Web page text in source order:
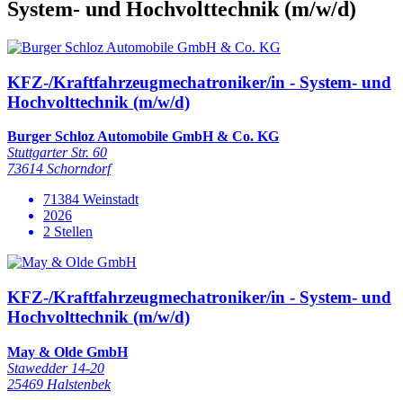
System- und Hochvolttechnik (m/w/d)
KFZ-/Kraftfahrzeugmechatroniker/in - System- und
Hochvolttechnik (m/w/d)
Burger Schloz Automobile GmbH & Co. KG
Stuttgarter Str. 60
73614 Schorndorf
71384 Weinstadt
2026
2 Stellen
KFZ-/Kraftfahrzeugmechatroniker/in - System- und
Hochvolttechnik (m/w/d)
May & Olde GmbH
Stawedder 14-20
25469 Halstenbek